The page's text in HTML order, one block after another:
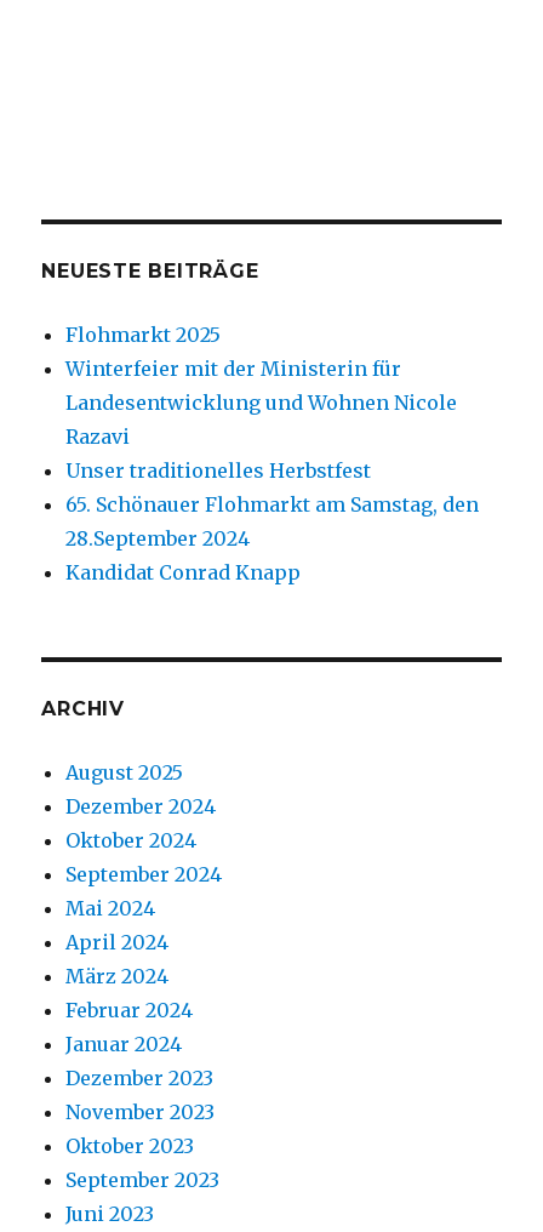
NEUESTE BEITRÄGE
Flohmarkt 2025
Winterfeier mit der Ministerin für
Landesentwicklung und Wohnen Nicole
Razavi
Unser traditionelles Herbstfest
65. Schönauer Flohmarkt am Samstag, den
28.September 2024
Kandidat Conrad Knapp
ARCHIV
August 2025
Dezember 2024
Oktober 2024
September 2024
Mai 2024
April 2024
März 2024
Februar 2024
Januar 2024
Dezember 2023
November 2023
Oktober 2023
September 2023
Juni 2023